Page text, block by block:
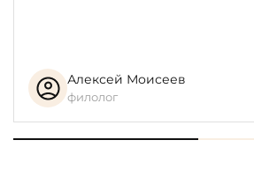
Алексей Моисеев
филолог